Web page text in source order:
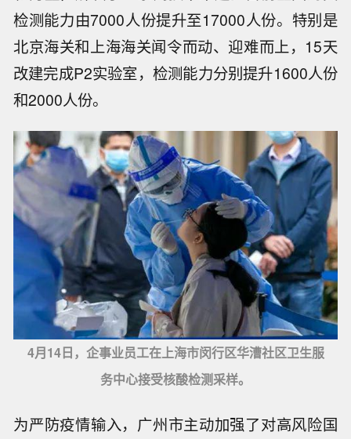
检测能力由7000人份提升至17000人份。特别是
北京海关和上海海关闻令而动、迎难而上，15天
改建完成P2实验室，检测能力分别提升1600人份
和2000人份。
4月14日，企事业员工在上海市闵行区华漕社区卫生服
务中心接受核酸检测采样。
为严防疫情输入，广州市主动加强了对高风险国